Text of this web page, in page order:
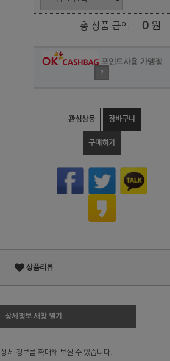
총 상품 금액 0 원
포인트사용 가맹점
?
관심상품 장바구니
구매하기
상품리뷰
상세정보 새창 열기
상세 정보를 확대해 보실 수 있습니다.